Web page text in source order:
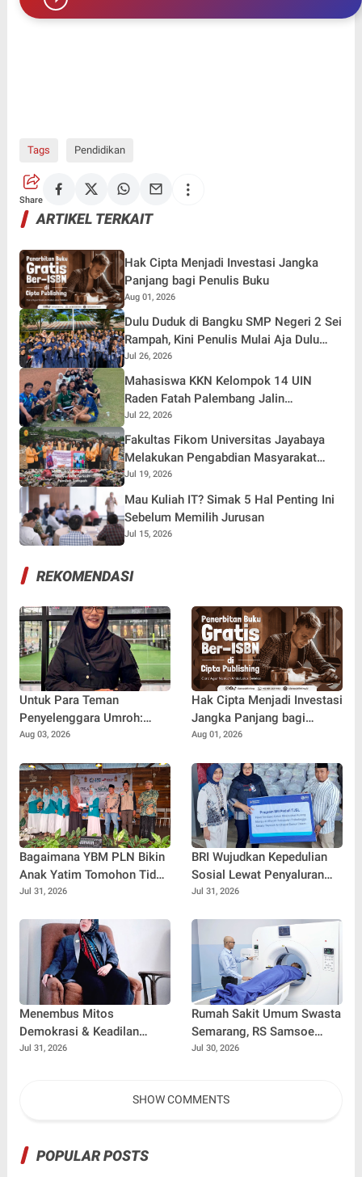
Tags Pendidikan
Share
ARTIKEL TERKAIT
Hak Cipta Menjadi Investasi Jangka
Panjang bagi Penulis Buku
Aug 01, 2026
Dulu Duduk di Bangku SMP Negeri 2 Sei
Rampah, Kini Penulis Mulai Aja Dulu
Ilham Febryan Kembali sebagai
Pemateri untuk Menginspirasi Generasi
Muda
Jul 26, 2026
Mahasiswa KKN Kelompok 14 UIN
Raden Fatah Palembang Jalin
Kebersamaan Bersama Warga Gunung
Kemala Lewat Sparing Sepak Bola
Jul 22, 2026
Fakultas Fikom Universitas Jayabaya
Melakukan Pengabdian Masyarakat
Terkait Pemilah Sampah
Jul 19, 2026
Mau Kuliah IT? Simak 5 Hal Penting Ini
Sebelum Memilih Jurusan
Jul 15, 2026
REKOMENDASI
Untuk Para Teman
Penyelenggara Umroh:
Jangan Sampai Tertipu
Aug 03, 2026
Hak Cipta Menjadi Investasi
Jangka Panjang bagi
Penulis Buku
Aug 01, 2026
Bagaimana YBM PLN Bikin
Anak Yatim Tomohon Tidak
Tertinggal di Tahun Ajaran
Jul 31, 2026
BRI Wujudkan Kepedulian
Sosial Lewat Penyaluran
Paket Sembako di
Jul 31, 2026
Menembus Mitos
Demokrasi & Keadilan
Sosial: Adv. Fara Fariha
Jul 31, 2026
Rumah Sakit Umum Swasta
Semarang, RS Samsoe
Hidajat Perluas Layanan
Jul 30, 2026
SHOW COMMENTS
POPULAR POSTS